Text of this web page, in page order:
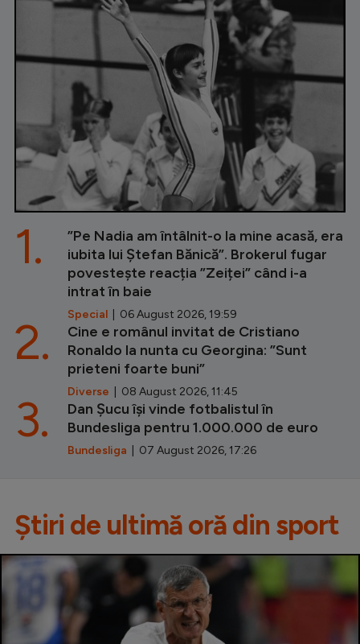
”Pe Nadia am întâlnit-o la mine acasă, era
iubita lui Ștefan Bănică”. Brokerul fugar
povestește reacția ”Zeiței” când i-a
intrat în baie
Special | 06 August 2026, 19:59
1.
Cine e românul invitat de Cristiano
Ronaldo la nunta cu Georgina: ”Sunt
prieteni foarte buni”
Diverse | 08 August 2026, 11:45
2.
Dan Șucu își vinde fotbalistul în
Bundesliga pentru 1.000.000 de euro
Bundesliga | 07 August 2026, 17:26
3.
Știri de ultimă oră din sport